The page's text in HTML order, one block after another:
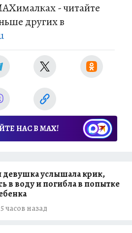
- читайте
других в
НАС В МАХ!
девушка услышала крик,
в воду и погибла в попытке
часов назад